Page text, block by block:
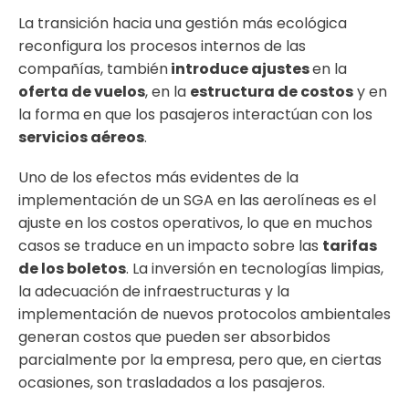
La transición hacia una gestión más ecológica
reconfigura los procesos internos de las
compañías, tambiénintroduce ajustesen la
oferta de vuelos, en la estructura de costosy en
la forma en que los pasajeros interactúan con los
servicios aéreos.
Uno de los efectos más evidentes de la
implementación de un SGA en las aerolíneas es el
ajuste en los costos operativos, lo que en muchos
casos se traduce en un impacto sobre las tarifas
de los boletos. La inversión en tecnologías limpias,
la adecuación de infraestructuras y la
implementación de nuevos protocolos ambientales
generan costos que pueden ser absorbidos
parcialmente por la empresa, pero que, en ciertas
ocasiones, son trasladados a los pasajeros.